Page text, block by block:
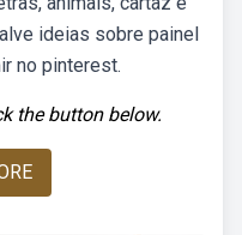
ideias sobre painel
no pinterest.
the button below.